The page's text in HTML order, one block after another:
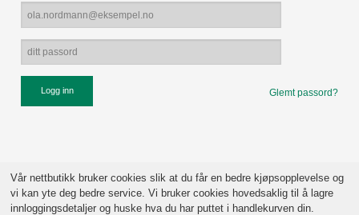
Glemt passord?
Vår nettbutikk bruker cookies slik at du får en bedre kjøpsopplevelse og
vi kan yte deg bedre service. Vi bruker cookies hovedsaklig til å lagre
innloggingsdetaljer og huske hva du har puttet i handlekurven din.